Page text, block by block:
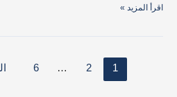
اقرأ المزيد »
1
2
…
6